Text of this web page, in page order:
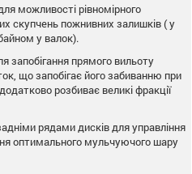
можливості рівномірного
скупчень пожнивних залишків ( у
у валок).
запобігання прямого вильоту
що запобігає його забиванню при
розбиває великі фракції
рядами дисків для управління
оптимального мульчуючого шару